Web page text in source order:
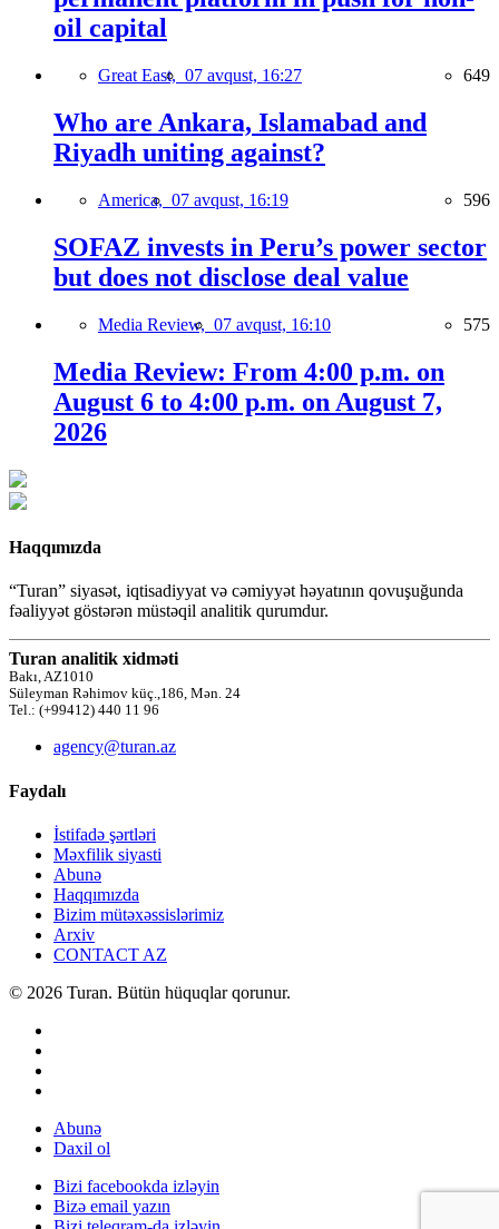
oil capital
Great East, 07 avqust, 16:27 649
Who are Ankara, Islamabad and
Riyadh uniting against?
America, 07 avqust, 16:19 596
SOFAZ invests in Peru’s power sector
but does not disclose deal value
Media Review, 07 avqust, 16:10 575
Media Review: From 4:00 p.m. on
August 6 to 4:00 p.m. on August 7,
2026
Haqqımızda
“Turan” siyasət, iqtisadiyyat və cəmiyyət həyatının qovuşuğunda
fəaliyyət göstərən müstəqil analitik qurumdur.
Turan analitik xidməti
Bakı, AZ1010
Süleyman Rəhimov küç.,186, Mən. 24
Tel.: (+99412) 440 11 96
agency@turan.az
Faydalı
İstifadə şərtləri
Məxfilik siyasti
Abunə
Haqqımızda
Bizim mütəxəssislərimiz
Arxiv
CONTACT AZ
© 2026 Turan. Bütün hüquqlar qorunur.
Abunə
Daxil ol
Bizi facebookda izləyin
Bizə email yazın